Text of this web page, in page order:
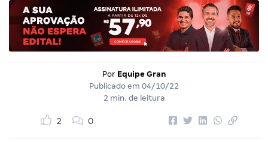
Por Equipe Gran
Publicado em 04/10/22
2 min. de leitura
2 0